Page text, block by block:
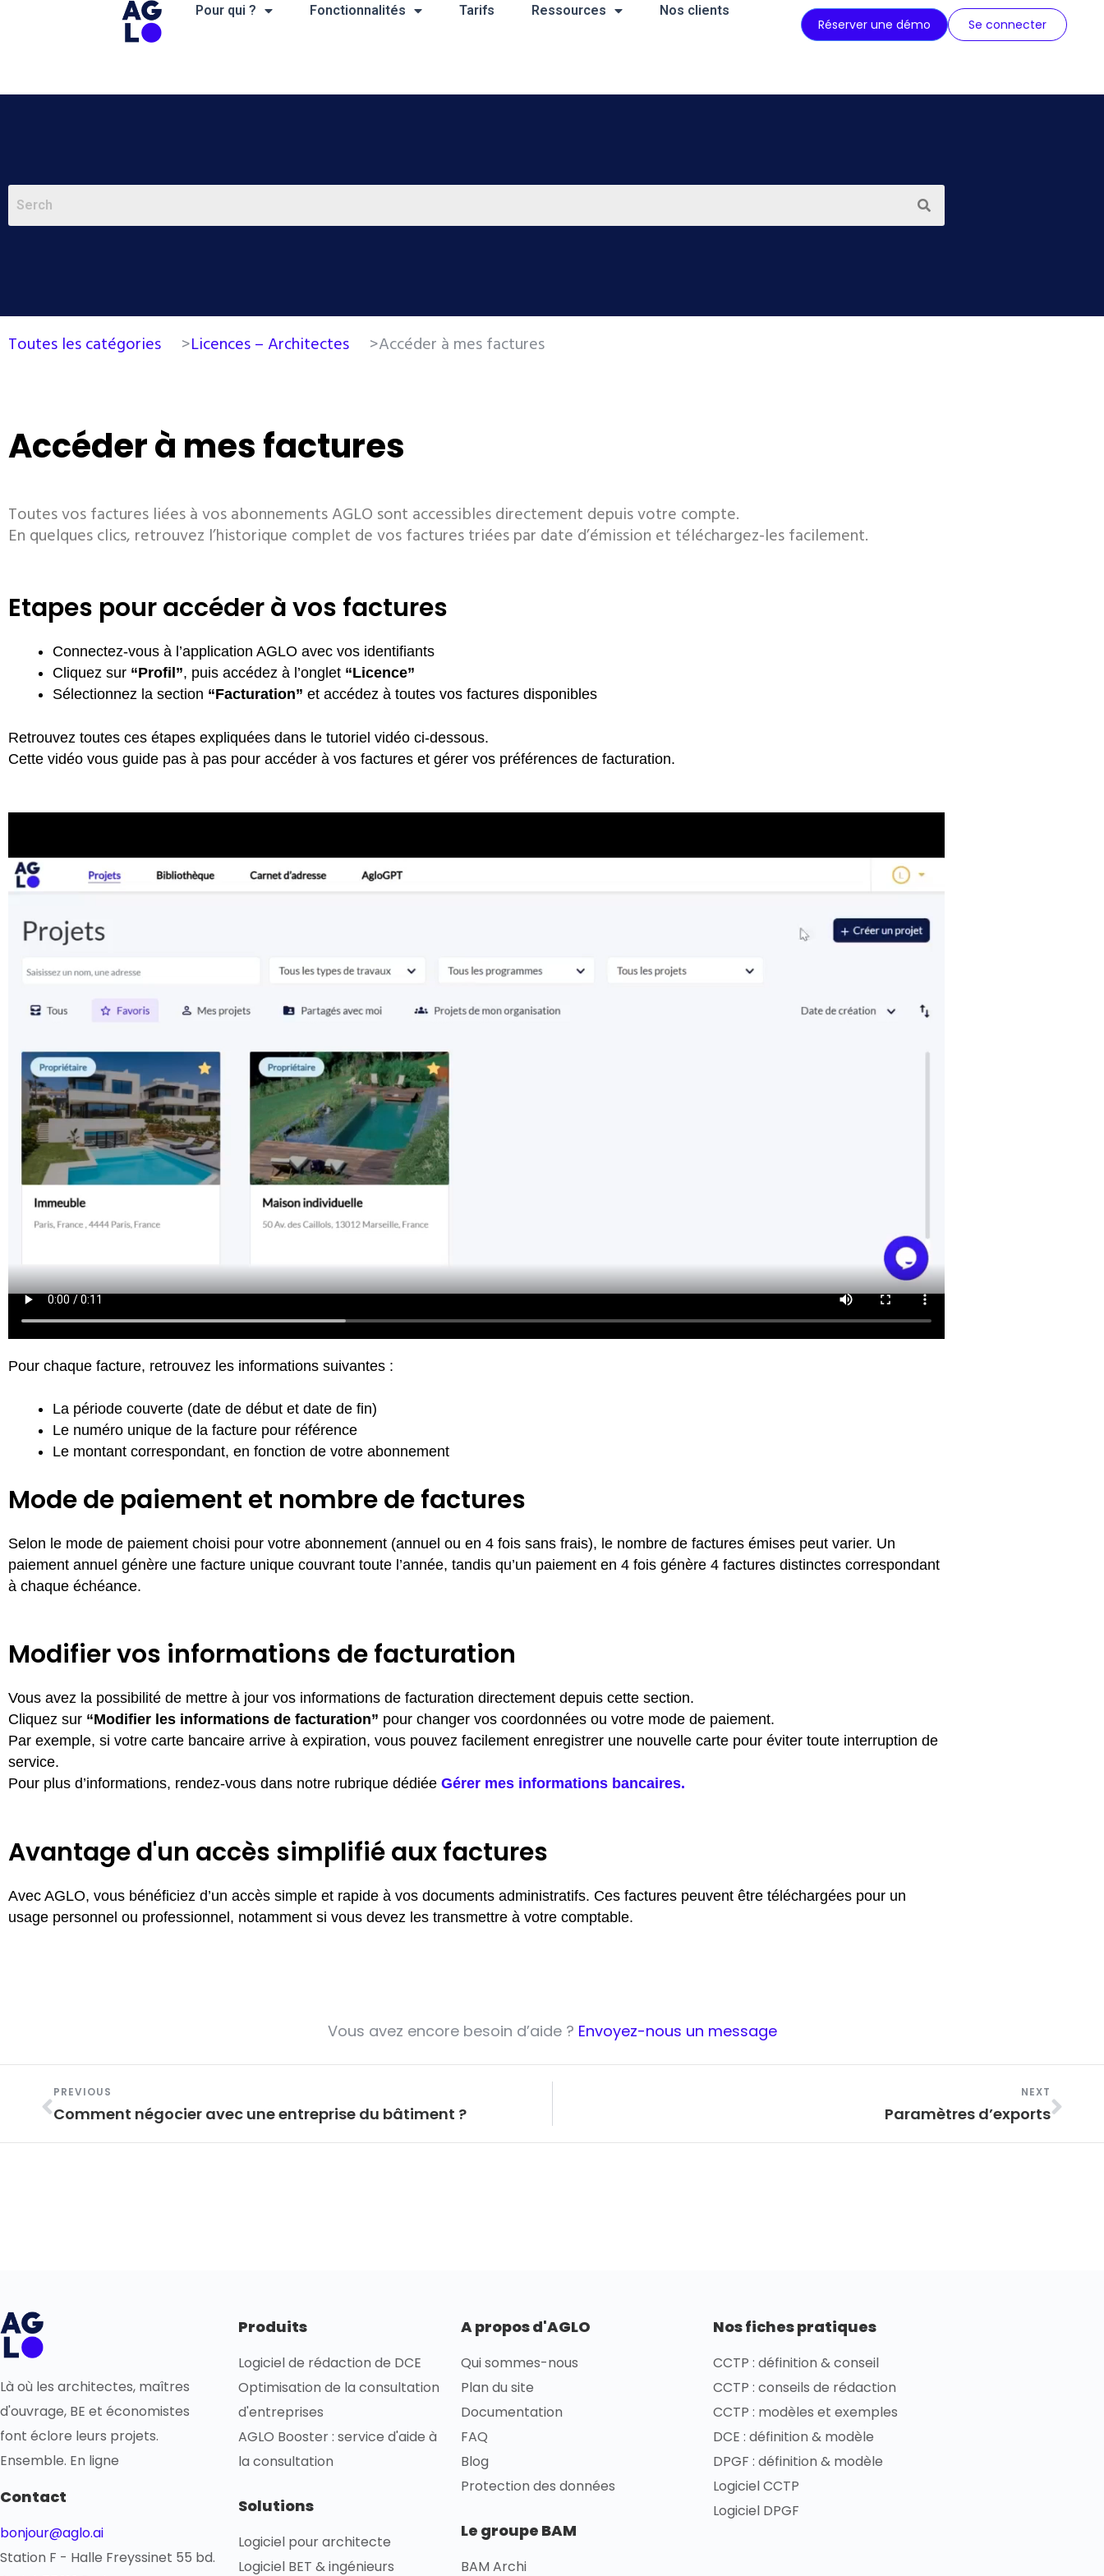
Pour qui ? Fonctionnalités Tarifs Ressources Nos clients
Réserver une démo Se connecter
Toutes les catégories >Licences – Architectes >Accéder à mes factures
Accéder à mes factures
Toutes vos factures liées à vos abonnements AGLO sont accessibles directement depuis votre compte.
En quelques clics, retrouvez l’historique complet de vos factures triées par date d’émission et téléchargez-les facilement.
Etapes pour accéder à vos factures
Connectez-vous à l’application AGLO avec vos identifiants
Cliquez sur “Profil”, puis accédez à l’onglet “Licence”
Sélectionnez la section “Facturation” et accédez à toutes vos factures disponibles
Retrouvez toutes ces étapes expliquées dans le tutoriel vidéo ci-dessous.
Cette vidéo vous guide pas à pas pour accéder à vos factures et gérer vos préférences de facturation.
Pour chaque facture, retrouvez les informations suivantes :
La période couverte (date de début et date de fin)
Le numéro unique de la facture pour référence
Le montant correspondant, en fonction de votre abonnement
Mode de paiement et nombre de factures
Selon le mode de paiement choisi pour votre abonnement (annuel ou en 4 fois sans frais), le nombre de factures émises peut varier. Un
paiement annuel génère une facture unique couvrant toute l’année, tandis qu’un paiement en 4 fois génère 4 factures distinctes correspondant
à chaque échéance.
Modifier vos informations de facturation
Vous avez la possibilité de mettre à jour vos informations de facturation directement depuis cette section.
Cliquez sur “Modifier les informations de facturation” pour changer vos coordonnées ou votre mode de paiement.
Par exemple, si votre carte bancaire arrive à expiration, vous pouvez facilement enregistrer une nouvelle carte pour éviter toute interruption de
service.
Pour plus d’informations, rendez-vous dans notre rubrique dédiée Gérer mes informations bancaires.
Avantage d'un accès simplifié aux factures
Avec AGLO, vous bénéficiez d’un accès simple et rapide à vos documents administratifs. Ces factures peuvent être téléchargées pour un
usage personnel ou professionnel, notamment si vous devez les transmettre à votre comptable.
Vous avez encore besoin d’aide ? Envoyez-nous un message
Précédent
PREVIOUS
Comment négocier avec une entreprise du bâtiment ?
NEXT
Paramètres d’exports
Là où les architectes, maîtres
d'ouvrage, BE et économistes
font éclore leurs projets.
Ensemble. En ligne
Contact
bonjour@aglo.ai
Station F - Halle Freyssinet 55 bd.
Produits
Logiciel de rédaction de DCE
Optimisation de la consultation
d'entreprises
AGLO Booster : service d'aide à
la consultation
Solutions
Logiciel pour architecte
Logiciel BET & ingénieurs
A propos d'AGLO
Qui sommes-nous
Plan du site
Documentation
FAQ
Blog
Protection des données
Le groupe BAM
BAM Archi
Nos fiches pratiques
CCTP : définition & conseil
CCTP : conseils de rédaction
CCTP : modèles et exemples
DCE : définition & modèle
DPGF : définition & modèle
Logiciel CCTP
Logiciel DPGF